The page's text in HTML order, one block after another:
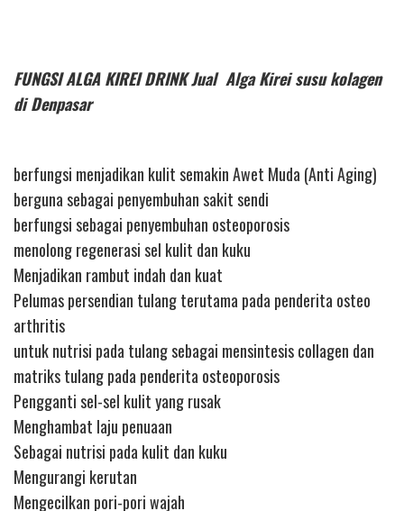
FUNGSI ALGA KIREI DRINK Jual Alga Kirei susu kolagen
di Denpasar
berfungsi menjadikan kulit semakin Awet Muda (Anti Aging)
berguna sebagai penyembuhan sakit sendi
berfungsi sebagai penyembuhan osteoporosis
menolong regenerasi sel kulit dan kuku
Menjadikan rambut indah dan kuat
Pelumas persendian tulang terutama pada penderita osteo
arthritis
untuk nutrisi pada tulang sebagai mensintesis collagen dan
matriks tulang pada penderita osteoporosis
Pengganti sel-sel kulit yang rusak
Menghambat laju penuaan
Sebagai nutrisi pada kulit dan kuku
Mengurangi kerutan
Mengecilkan pori-pori wajah